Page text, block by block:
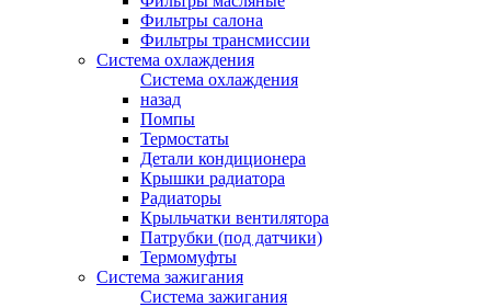
Фильтры салона
Фильтры трансмиссии
Система охлаждения
Система охлаждения
назад
Помпы
Термостаты
Детали кондиционера
Крышки радиатора
Радиаторы
Крыльчатки вентилятора
Патрубки (под датчики)
Термомуфты
Система зажигания
Система зажигания